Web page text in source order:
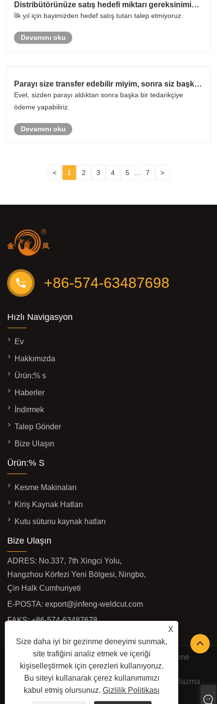
Distribütörünüze satış hedefi miktarı gereksiniminiz
var mı?
İlk yıl için bayimizden hedef satış tutarı talep etmiyoruz.
Devamını oku
Parayı size transfer edebilir miyim, sonra siz başka
bir tedarikçiye ödersiniz?
Evet, sizden parayı aldıktan sonra başka bir tedarikçiye
ödeme yapabiliriz.
Devamını oku
< 1 2 3 4 5 ... 7 >
X
Size daha iyi bir gezinme deneyimi sunmak,
site trafiğini analiz etmek ve içeriği
kişiselleştirmek için çerezleri kullanıyoruz.
Bu siteyi kullanarak çerez kullanımımızı
kabul etmiş olursunuz.Gizlilik Politikası
+86-574-63487698
Hızlı Navigasyon
Ev
Hakkımızda
Ürün:% s
Haberler
İndirmek
Talep Gönder
Bize Ulaşın
Ürün:% S
Kesme Makinaları
Kiriş Kaynak Hatları
Kutu sütunu kaynak hatları
Bize Ulaşın
ADRES: No.337, 7th Xingci Yolu,
Hangzhou Körfezi Yeni Bölgesi, Ningbo,
Çin Halk Cumhuriyeti
E-POSTA: export@jinfeng-weldcut.com
FAKS: +86-574-63487678
Telif Hakkı © 2022 Ningbo JinFeng Kaynak ve Kesme
Makineleri İmalatı Co., Ltd -
Kesim Makinaları, Profil Robot Kesim Hattı, CNC Plazma
Kesim Makinaları - Tüm Hakları Saklıdır